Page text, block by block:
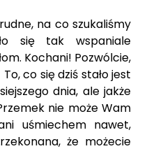
na co szukaliśmy
się tak wspaniale
Kochani! Pozwólcie,
co się dziś stało jest
dnia, ale jakże
nie może Wam
uśmiechem nawet,
że możecie